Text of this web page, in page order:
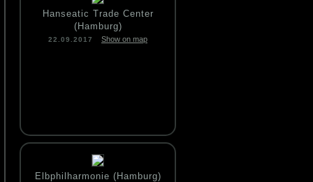
Hanseatic Trade Center
(Hamburg)
22.09.2017 Show on map
Elbphilharmonie (Hamburg)